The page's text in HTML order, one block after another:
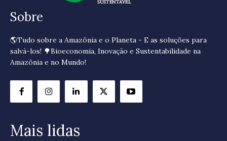
Sobre
🌎Tudo sobre a Amazônia e o Planeta - E as soluções para
salvá-los! 🌳Bioeconomia, Inovação e Sustentabilidade na
Amazônia e no Mundo!
Mais lidas